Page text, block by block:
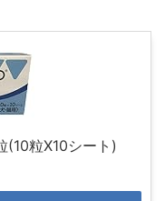
(10粒X10シート)